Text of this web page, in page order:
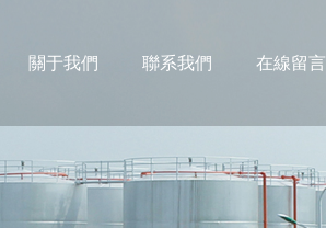
關于我們 聯系我們 在線留言